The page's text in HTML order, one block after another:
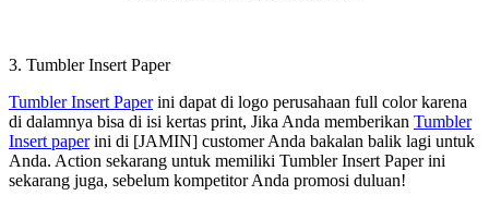
3. Tumbler Insert Paper
Tumbler Insert Paperini dapat di logo perusahaan full color karena
di dalamnya bisa di isi kertas print, Jika Anda memberikan Tumbler
Insert paperini di [JAMIN] customer Anda bakalan balik lagi untuk
Anda. Action sekarang untuk memiliki Tumbler Insert Paper ini
sekarang juga, sebelum kompetitor Anda promosi duluan!